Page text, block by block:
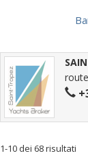
1-10 dei 68 risultati